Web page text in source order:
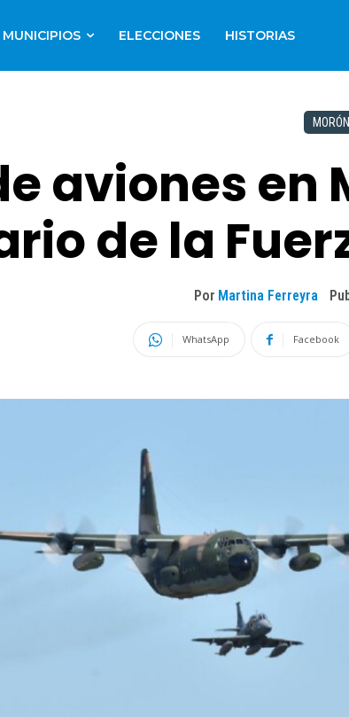
MUNICIPIOS ELECCIONES HISTORIAS
MORÓN
aviones en
de la
Por Martina Ferreyra
WhatsApp Facebook